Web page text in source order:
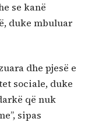
se kanë
duke mbuluar
dhe pjesë e
sociale, duke
që nuk
sipas